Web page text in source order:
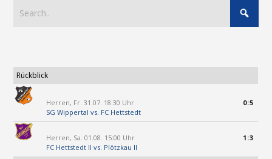
Rückblick
Herren, Fr. 31.07. 18:30 Uhr
SG Wippertal vs. FC Hettstedt
0:5
Herren, Sa. 01.08. 15:00 Uhr
FC Hettstedt II vs. Plötzkau II
1:3